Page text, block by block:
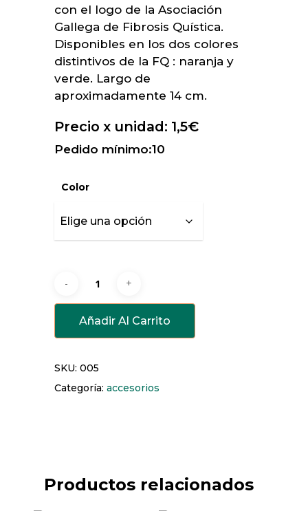
con el logo de la Asociación
Gallega de Fibrosis Quística.
Disponibles en los dos colores
distintivos de la FQ : naranja y
verde. Largo de
aproximadamente 14 cm.
Precio x unidad: 1,5€
Pedido mínimo:10
Color
Añadir Al Carrito
SKU: 005
Categoría: accesorios
Productos relacionados